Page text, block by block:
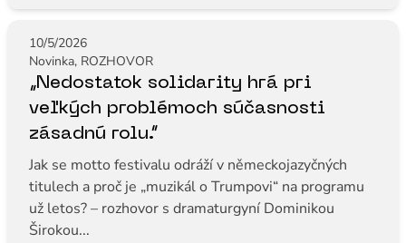
10/5/2026
Novinka, ROZHOVOR
„Nedostatok solidarity hrá pri
veľkých problémoch súčasnosti
zásadnú rolu.“
Jak se motto festivalu odráží v německojazyčných
titulech a proč je „muzikál o Trumpovi“ na programu
už letos? – rozhovor s dramaturgyní Dominikou
Širokou...